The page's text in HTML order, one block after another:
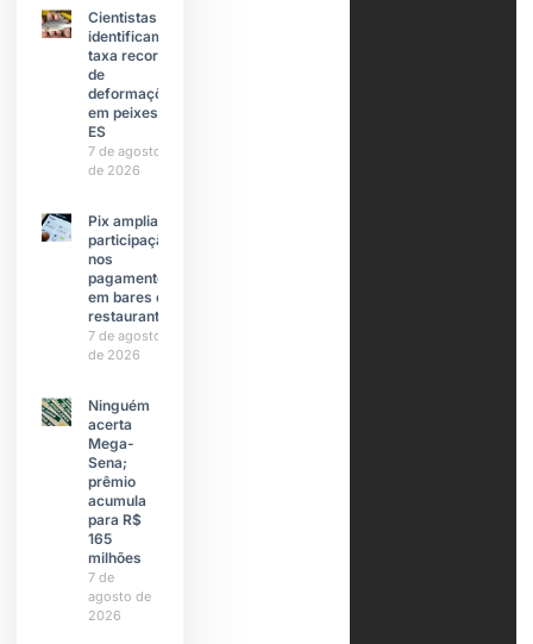
Cientistas
identificam
taxa recorde
de
deformações
em peixes do
ES
7 de agosto
de 2026
Pix amplia
participação
nos
pagamentos
em bares e
restaurantes
7 de agosto
de 2026
Ninguém
acerta
Mega-
Sena;
prêmio
acumula
para R$
165
milhões
7 de
agosto de
2026